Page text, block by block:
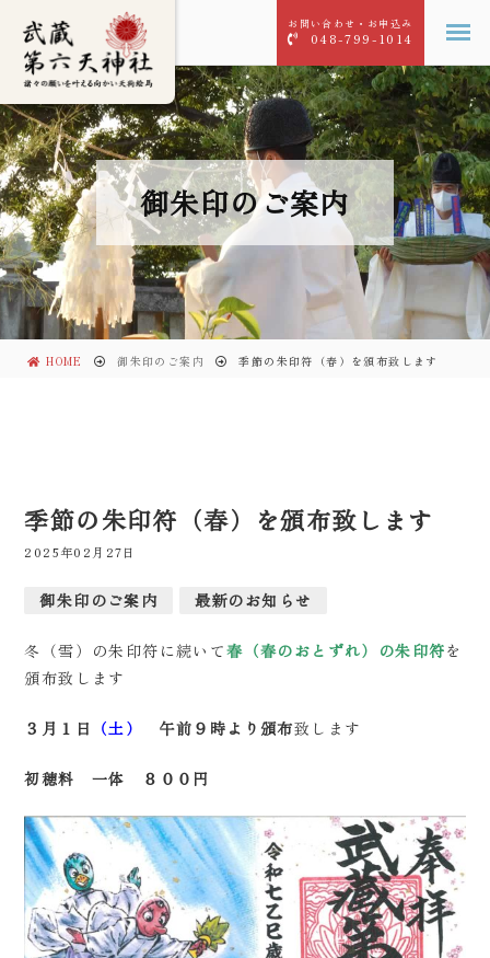
お問い合わせ・お申込み
048-799-1014
御朱印のご案内
HOME 御朱印のご案内 季節の朱印符（春）を頒布致します
季節の朱印符（春）を頒布致します
2025年02月27日
御朱印のご案内 最新のお知らせ
冬（雪）の朱印符に続いて春（春のおとずれ）の朱印符を
頒布致します
３月１日 （土） 午前９時より頒布致します
初穂料 一体 ８００円